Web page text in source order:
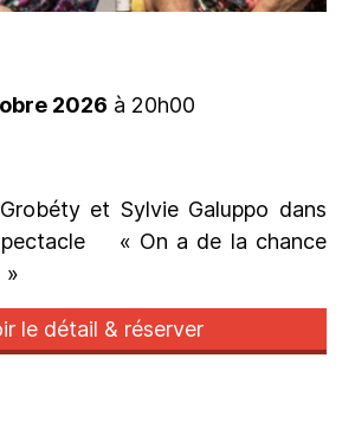
2026 à 20h00
et Sylvie Galuppo dans
« On a de la chance
»
le détail & réserver